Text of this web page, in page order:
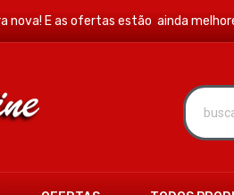
nova! E as ofertas estão ainda